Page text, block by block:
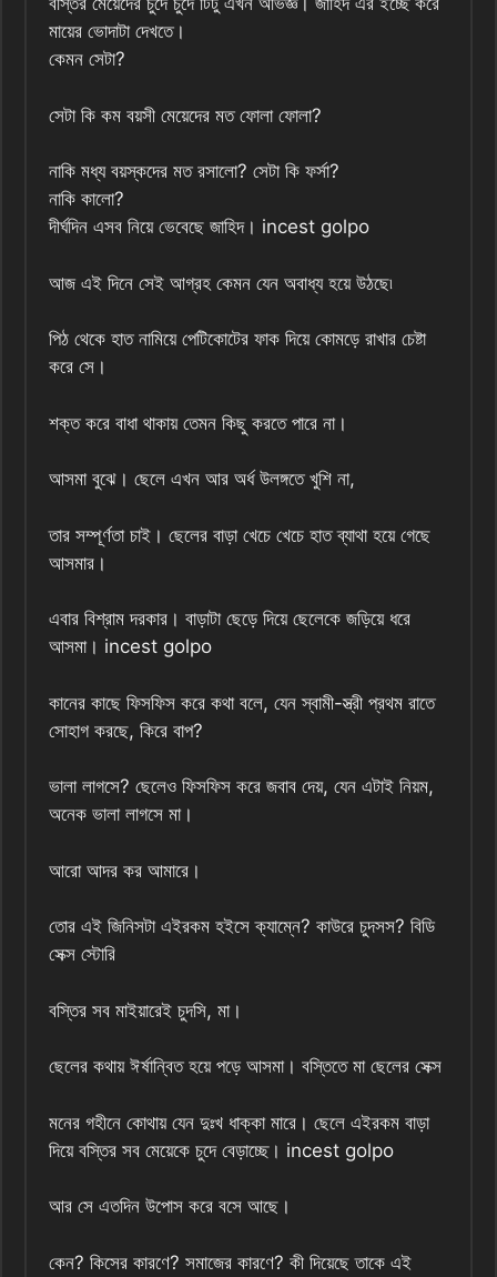
মায়ের ভোদাটা দেখতে।
কেমন সেটা?
সেটা কি কম বয়সী মেয়েদের মত ফোলা ফোলা?
নাকি মধ্য বয়স্কদের মত রসালো? সেটা কি ফর্সা?
নাকি কালো?
দীর্ঘদিন এসব নিয়ে ভেবেছে জাহিদ। incest golpo
আজ এই দিনে সেই আগ্রহ কেমন যেন অবাধ্য হয়ে উঠছে৷
পিঠ থেকে হাত নামিয়ে পেটিকোটের ফাক দিয়ে কোমড়ে রাখার চেষ্টা
করে সে।
শক্ত করে বাধা থাকায় তেমন কিছু করতে পারে না।
আসমা বুঝে। ছেলে এখন আর অর্ধ উলঙ্গতে খুশি না,
তার সম্পূর্ণতা চাই। ছেলের বাড়া খেচে খেচে হাত ব্যাথা হয়ে গেছে
আসমার।
এবার বিশ্রাম দরকার। বাড়াটা ছেড়ে দিয়ে ছেলেকে জড়িয়ে ধরে
আসমা। incest golpo
কানের কাছে ফিসফিস করে কথা বলে, যেন স্বামী-স্ত্রী প্রথম রাতে
সোহাগ করছে, কিরে বাপ?
ভালা লাগসে? ছেলেও ফিসফিস করে জবাব দেয়, যেন এটাই নিয়ম,
অনেক ভালা লাগসে মা।
আরো আদর কর আমারে।
তোর এই জিনিসটা এইরকম হইসে ক্যাম্নে? কাউরে চুদসস? বিডি
সেক্স স্টোরি
বস্তির সব মাইয়ারেই চুদসি, মা।
ছেলের কথায় ঈর্ষান্বিত হয়ে পড়ে আসমা। বস্তিতে মা ছেলের সেক্স
মনের গহীনে কোথায় যেন দুঃখ ধাক্কা মারে। ছেলে এইরকম বাড়া
দিয়ে বস্তির সব মেয়েকে চুদে বেড়াচ্ছে। incest golpo
আর সে এতদিন উপোস করে বসে আছে।
কেন? কিসের কারণে? সমাজের কারণে? কী দিয়েছে তাকে এই